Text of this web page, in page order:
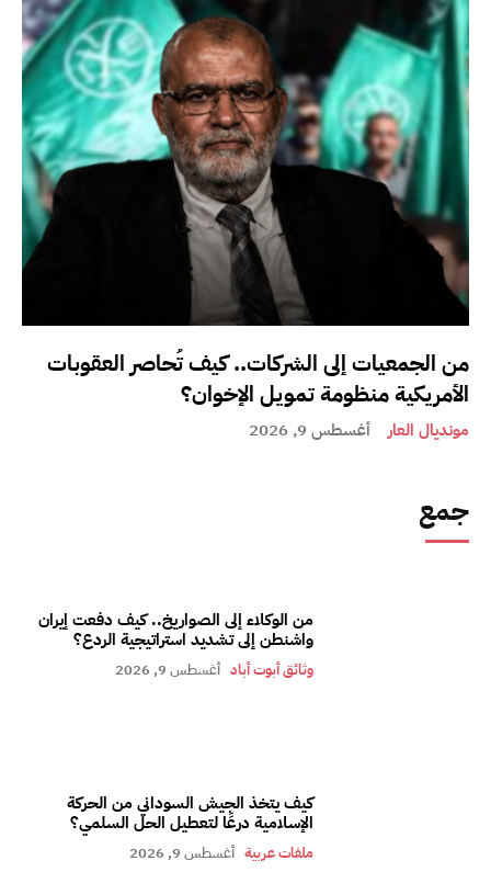
من الجمعيات إلى الشركات.. كيف تُحاصر العقوبات
الأمريكية منظومة تمويل الإخوان؟
مونديال العار أغسطس 9, 2026
جمع
من الوكلاء إلى الصواريخ.. كيف دفعت إيران
واشنطن إلى تشديد استراتيجية الردع؟
وثائق أبوت أباد أغسطس 9, 2026
كيف يتخذ الجيش السوداني من الحركة
الإسلامية درعًا لتعطيل الحل السلمي؟
ملفات عربية أغسطس 9, 2026